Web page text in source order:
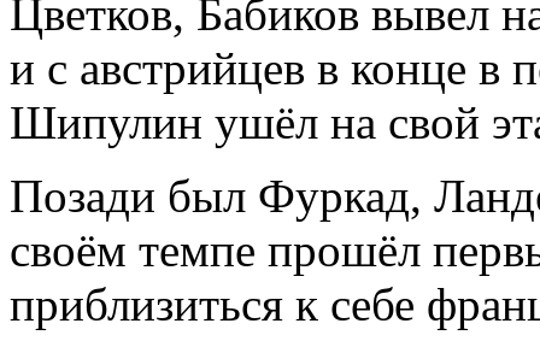
Цветков, Бабиков вывел
и с австрийцев в конце в
Шипулин ушёл на свой
Позади был Фуркад,
своём темпе прошёл
приблизиться к себе